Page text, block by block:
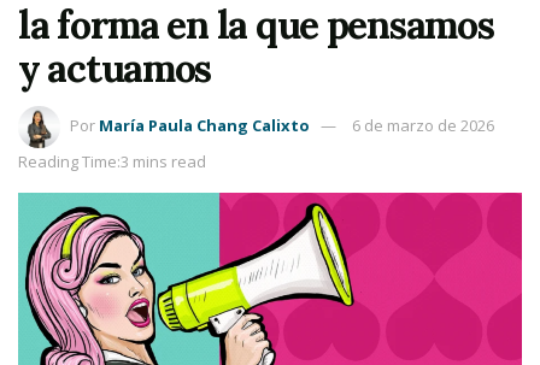
la forma en la que pensamos
y actuamos
Por María Paula Chang Calixto
6 de marzo de 2026
Reading Time:3 mins read